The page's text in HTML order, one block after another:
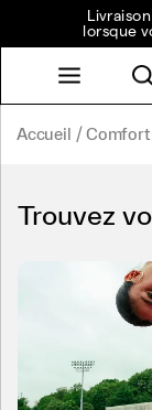
lorsque
Accueil Comfort
Trouvez